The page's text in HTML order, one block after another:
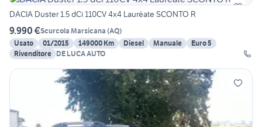
DACIA Duster 1.5 dCi 110CV 4x4 Lauréate SCONTO R
9.990 €Scurcola Marsicana (AQ)
Usato
01/2015 149000 Km Diesel Manuale
Euro 5
Rivenditore DE LUCA AUTO